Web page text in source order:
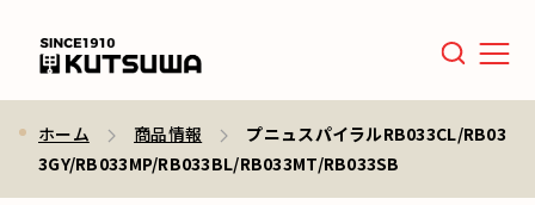
Menu
ホーム 商品情報
プニュスパイラルRB033CL/RB03
3GY/RB033MP/RB033BL/RB033MT/RB033SB